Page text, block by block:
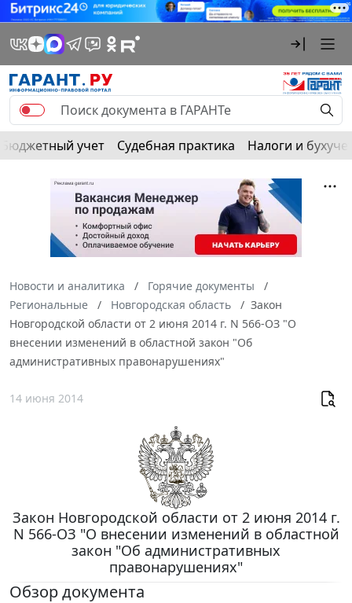
Бюджетный учет Судебная практика Налоги и
Новости и аналитика
Горячие документы
Региональные
Новгородская область
Закон
Новгородской области от 2 июня 2014 г. N 566-ОЗ "О
внесении изменений в областной закон "Об
административных правонарушениях"
14 июня 2014
Закон Новгородской области от 2 июня 2014 г.
N 566-ОЗ "О внесении изменений в областной
закон "Об административных
правонарушениях"
Обзор документа